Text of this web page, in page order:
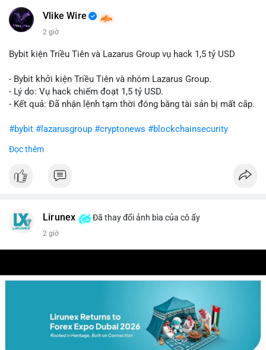
Vlike Wire
2 giờ
Bybit kiện Triều Tiên và Lazarus Group vụ hack 1,5 tỷ USD
- Bybit khởi kiện Triều Tiên và nhóm Lazarus Group.
- Lý do: Vụ hack chiếm đoạt 1,5 tỷ USD.
- Kết quả: Đã nhận lệnh tạm thời đóng băng tài sản bị mất cắp.
#bybit #lazarusgroup #cryptonews #blockchainsecurity
$btc $eth
#vlikevn #titanbot
Đọc thêm
Lirunex Đã thay đổi ảnh bìa của cô ấy
2 giờ